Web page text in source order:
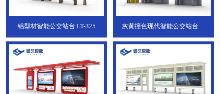
铝型材智能公交站台 LT-325
灰黄撞色现代智能公交站台，